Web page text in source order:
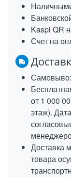
Kaspi QR
Счет на
от 1 000
этаж).
Доставка
товара